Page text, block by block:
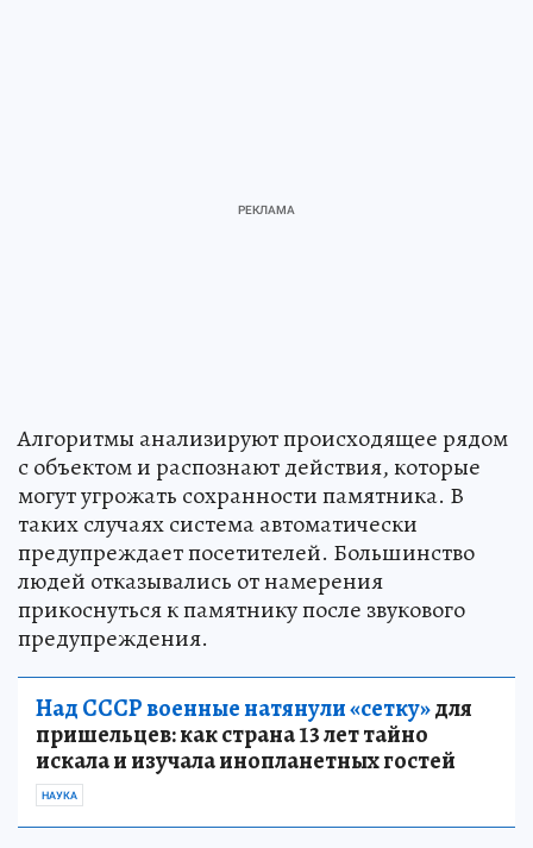
Алгоритмы анализируют происходящее рядом
с объектом и распознают действия, которые
могут угрожать сохранности памятника. В
таких случаях система автоматически
предупреждает посетителей. Большинство
людей отказывались от намерения
прикоснуться к памятнику после звукового
предупреждения.
Над СССР военные натянули «сетку»для
пришельцев: как страна 13 лет тайно
искала и изучала инопланетных гостей
НАУКА